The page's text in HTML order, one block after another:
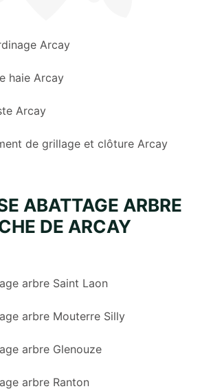
Arcay
haie Arcay
Arcay
de grillage et clôture Arcay
ABATTAGE ARBRE
DE ARCAY
arbre Saint Laon
arbre Mouterre Silly
arbre Glenouze
arbre Ranton